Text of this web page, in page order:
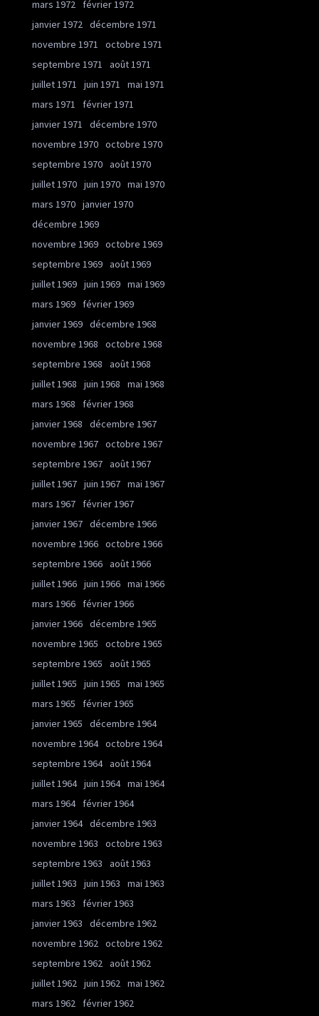
mars 1972
février 1972
janvier 1972 décembre 1971
novembre 1971
octobre 1971
septembre 1971
août 1971
juillet 1971
juin 1971
mai 1971
mars 1971
février 1971
janvier 1971
décembre 1970
novembre 1970 octobre 1970
septembre 1970 août 1970
juillet 1970 juin 1970 mai 1970
mars 1970 janvier 1970
décembre 1969
novembre 1969 octobre 1969
septembre 1969 août 1969
juillet 1969 juin 1969 mai 1969
mars 1969
février 1969
janvier 1969 décembre 1968
novembre 1968
octobre 1968
septembre 1968
août 1968
juillet 1968
juin 1968
mai 1968
mars 1968
février 1968
janvier 1968
décembre 1967
novembre 1967 octobre 1967
septembre 1967 août 1967
juillet 1967 juin 1967 mai 1967
mars 1967
février 1967
janvier 1967 décembre 1966
novembre 1966 octobre 1966
septembre 1966 août 1966
juillet 1966 juin 1966 mai 1966
mars 1966
février 1966
janvier 1966 décembre 1965
novembre 1965
octobre 1965
septembre 1965
août 1965
juillet 1965
juin 1965
mai 1965
mars 1965
février 1965
janvier 1965
décembre 1964
novembre 1964 octobre 1964
septembre 1964 août 1964
juillet 1964 juin 1964 mai 1964
mars 1964
février 1964
janvier 1964 décembre 1963
novembre 1963
octobre 1963
septembre 1963
août 1963
juillet 1963
juin 1963
mai 1963
mars 1963
février 1963
janvier 1963
décembre 1962
novembre 1962 octobre 1962
septembre 1962 août 1962
juillet 1962 juin 1962 mai 1962
mars 1962
février 1962